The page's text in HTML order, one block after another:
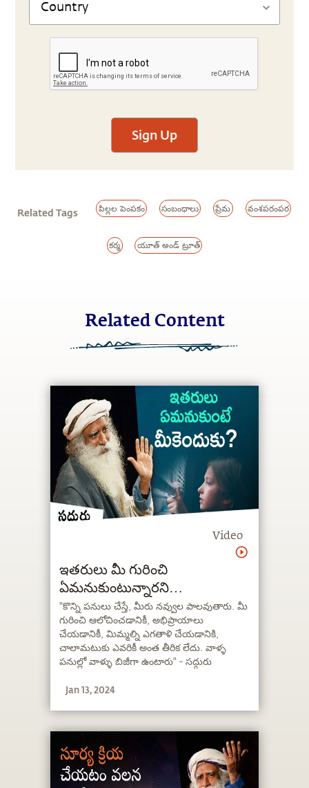
Sign Up
Related Tags పిల్లల పెంపకం సంబంధాలు ప్రేమ వంశపరంపర
కర్మ యూత్ అండ్ ట్రూత్
Related Content
Video
ఇతరులు మీ గురించి
ఏమనుకుంటున్నారని
చింతిస్తున్నారా?
"కొన్ని పనులు చేస్తే, మీరు నవ్వుల పాలవుతారు. మీ
గురించి ఆలోచించడానికీ, అభిప్రాయాలు
చేయడానికీ, మిమ్మల్ని ఎగతాళి చేయడానికి,
చాలామటుకు ఎవరికీ అంత తీరిక లేదు. వాళ్ళ
పనుల్లో వాళ్ళు బిజీగా ఉంటారు" - సద్గురు
Jan 13, 2024